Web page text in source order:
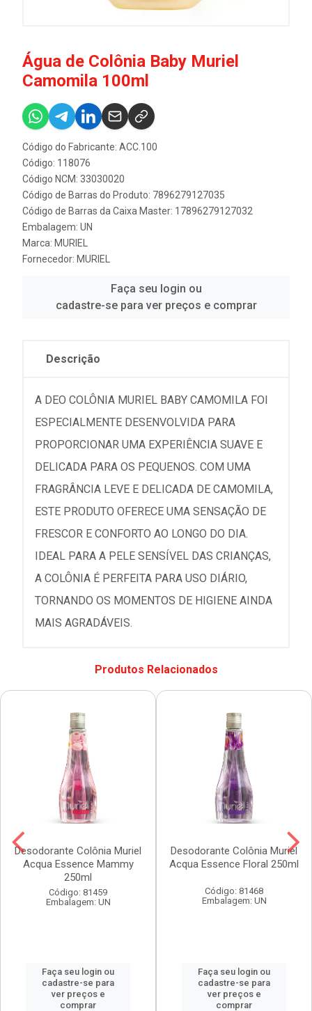
Água de Colônia Baby Muriel
Camomila 100ml
Código do Fabricante: ACC.100
Código: 118076
Código NCM: 33030020
Código de Barras do Produto: 7896279127035
Código de Barras da Caixa Master: 17896279127032
Embalagem: UN
Marca: MURIEL
Fornecedor: MURIEL
Faça seu login ou
cadastre-se para ver preços e comprar
Descrição
A DEO COLÔNIA MURIEL BABY CAMOMILA FOI
ESPECIALMENTE DESENVOLVIDA PARA
PROPORCIONAR UMA EXPERIÊNCIA SUAVE E
DELICADA PARA OS PEQUENOS. COM UMA
FRAGRÂNCIA LEVE E DELICADA DE CAMOMILA,
ESTE PRODUTO OFERECE UMA SENSAÇÃO DE
FRESCOR E CONFORTO AO LONGO DO DIA.
IDEAL PARA A PELE SENSÍVEL DAS CRIANÇAS,
A COLÔNIA É PERFEITA PARA USO DIÁRIO,
TORNANDO OS MOMENTOS DE HIGIENE AINDA
MAIS AGRADÁVEIS.
Produtos Relacionados
Desodorante Colônia Muriel
Acqua Essence Mammy
250ml
Código: 81459
Embalagem: UN
Faça seu login ou
cadastre-se para
ver preços e
comprar
Desodorante Colônia Muriel
Acqua Essence Floral 250ml
Código: 81468
Embalagem: UN
Faça seu login ou
cadastre-se para
ver preços e
comprar